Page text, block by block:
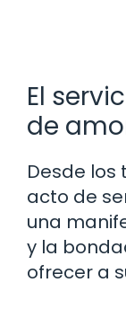
El
de
Desde los
acto de
una
y la
ofrecer a